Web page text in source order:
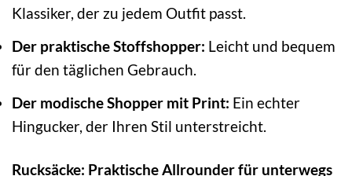
Klassiker, der zu jedem Outfit passt.
Der praktische Stoffshopper: Leicht und bequem
für den täglichen Gebrauch.
Der modische Shopper mit Print: Ein echter
Hingucker, der Ihren Stil unterstreicht.
Rucksäcke: Praktische Allrounder für unterwegs